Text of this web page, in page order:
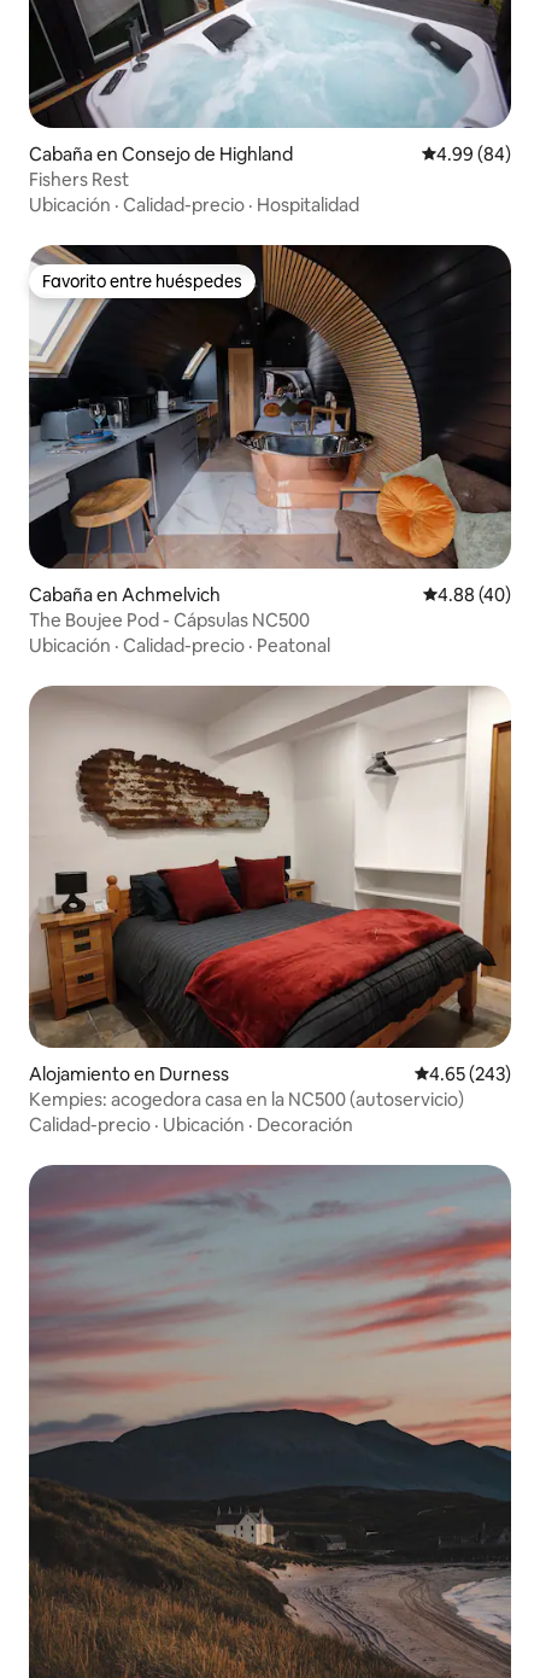
Cabaña en Consejo de Highland Calificación
4.99 (84)
Fishers Rest
Ubicación · Calidad-precio · Hospitalidad
Favorito entre huéspedes
Favorito entre huéspedes
Cabaña en Achmelvich Calificación
4.88 (40)
The Boujee Pod - Cápsulas NC500
Ubicación · Calidad-precio · Peatonal
Alojamiento en Durness Calificación
4.65 (243)
Kempies: acogedora casa en la NC500 (autoservicio)
Calidad-precio · Ubicación · Decoración